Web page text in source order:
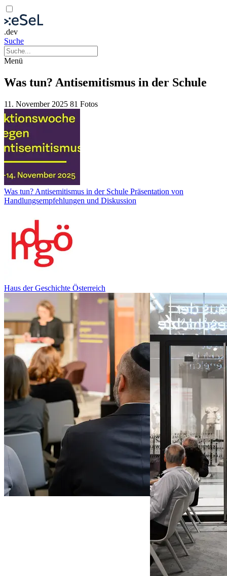
.dev
Suche
Menü
Was tun? Antisemitismus in der Schule
11. November 2025 81 Fotos
Was tun? Antisemitismus in der Schule Präsentation von
Handlungsempfehlungen und Diskussion
Haus der Geschichte Österreich